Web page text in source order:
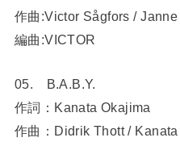
作曲:Victor Sågfors /
編曲:VICTOR
05. B.A.B.Y.
作詞：Kanata Okajima
作曲：Didrik Thott /